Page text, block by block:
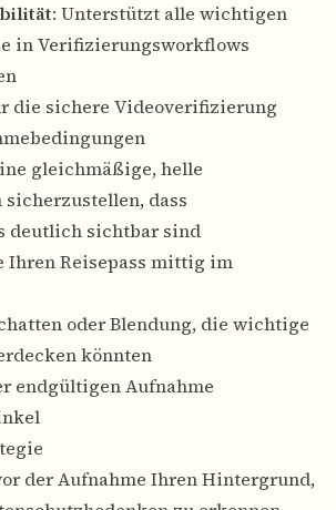
: Unterstützt alle wichtigen
in Verifizierungsworkflows
die sichere Videoverifizierung
gleichmäßige, helle
dass
deutlich sichtbar sind
Ihren Reisepass mittig im
oder Blendung, die wichtige
könnten
endgültigen Aufnahme
der Aufnahme Ihren Hintergrund,